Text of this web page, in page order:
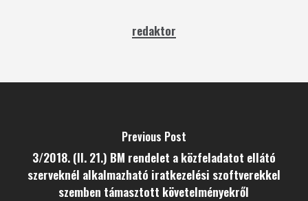
redaktor
Previous Post
3/2018. (II. 21.) BM rendelet a közfeladatot ellátó
szerveknél alkalmazható iratkezelési szoftverekkel
szemben támasztott követelményekről